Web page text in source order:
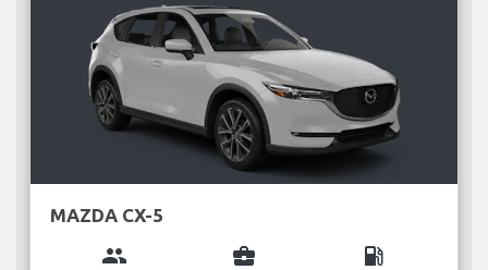
MAZDA CX-5
group business_center local_gas_station